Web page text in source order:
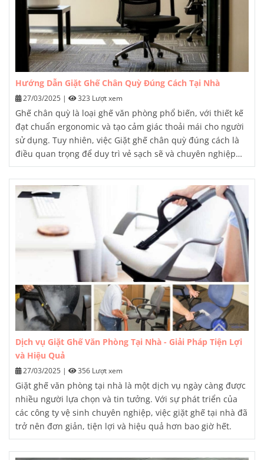
Hướng Dẫn Giặt Ghế Chân Quỳ Đúng Cách Tại Nhà
27/03/2025 | 323 Lượt xem
Ghế chân quỳ là loại ghế văn phòng phổ biến, với thiết kế
đạt chuẩn ergonomic và tạo cảm giác thoải mái cho người
sử dụng. Tuy nhiên, việc Giặt ghế chân quỳ đúng cách là
điều quan trọng để duy trì vẻ sạch sẽ và chuyên nghiệp
của không gian làm việc. Bài viết này sẽ cung cấp cho bạn
những hướng dẫn chi tiết về cách giặt ghế chân quỳ tại
nhà.
Dịch vụ Giặt Ghế Văn Phòng Tại Nhà - Giải Pháp Tiện Lợi
và Hiệu Quả
27/03/2025 | 356 Lượt xem
Giặt ghế văn phòng tại nhà là một dịch vụ ngày càng được
nhiều người lựa chọn và tin tưởng. Với sự phát triển của
các công ty vệ sinh chuyên nghiệp, việc giặt ghế tại nhà đã
trở nên đơn giản, tiện lợi và hiệu quả hơn bao giờ hết.